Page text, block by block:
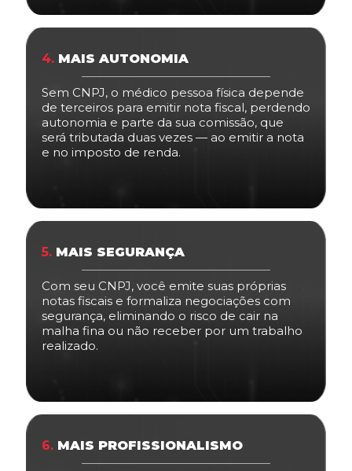
4. MAIS AUTONOMIA
Sem CNPJ, o médico pessoa física depende
de terceiros para emitir nota fiscal, perdendo
autonomia e parte da sua comissão, que
será tributada duas vezes — ao emitir a nota
e no imposto de renda.
5. MAIS SEGURANÇA
Com seu CNPJ, você emite suas próprias
notas fiscais e formaliza negociações com
segurança, eliminando o risco de cair na
malha fina ou não receber por um trabalho
realizado.
6. MAIS PROFISSIONALISMO